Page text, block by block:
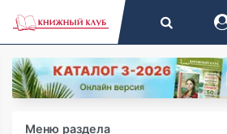
Меню раздела